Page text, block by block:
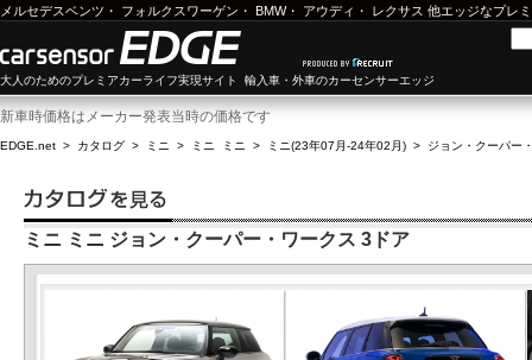
メルセデスベンツ ・ フォルクスワーゲン ・ BMW・ アウディ ・ レクサス 他エッジなプレ
大人のためのプレミアカーライフ実現サイト 輸入車・外車のカーセンサーエッジ
新車時価格はメーカー発表当時の価格です
EDGE.net > カタログ > ミニ > ミニ ミニ > ミニ(23年07月-24年02月) > ジョン・クーパー
ミニ ミニ ジョン・クーパー・ワークス 3ドア